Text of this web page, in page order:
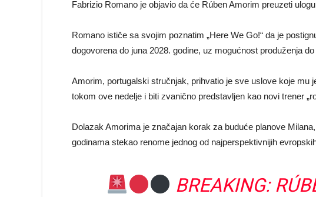
Fabrizio Romano je objavio da će Rúben Amorim preuzeti
Romano ističe sa svojim poznatim „Here We Go!“ da je
dogovorena do juna 2028. godine, uz mogućnost produženja do
Amorim, portugalski stručnjak, prihvatio je sve uslove koje mu
tokom ove nedelje i biti zvanično predstavljen kao novi trener
Dolazak Amorima je značajan korak za buduće planove
godinama stekao renome jednog od najperspektivnijih
BREAKING: